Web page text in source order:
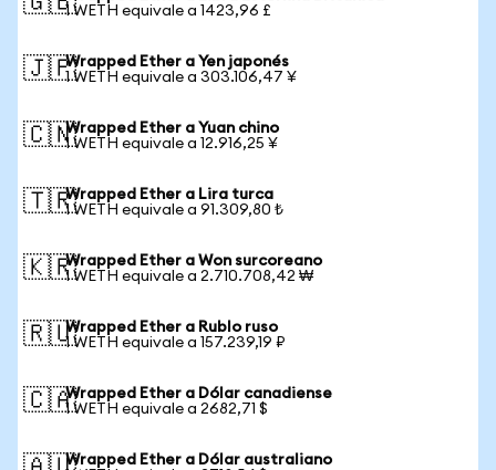
1 WETH equivale a 1423,96 £
🇯🇵Wrapped Ether a Yen japonés
1 WETH equivale a 303.106,47 ¥
🇨🇳Wrapped Ether a Yuan chino
1 WETH equivale a 12.916,25 ¥
🇹🇷Wrapped Ether a Lira turca
1 WETH equivale a 91.309,80 ₺
🇰🇷Wrapped Ether a Won surcoreano
1 WETH equivale a 2.710.708,42 ₩
🇷🇺Wrapped Ether a Rublo ruso
1 WETH equivale a 157.239,19 ₽
🇨🇦Wrapped Ether a Dólar canadiense
1 WETH equivale a 2682,71 $
Wrapped Ether a Dólar australiano